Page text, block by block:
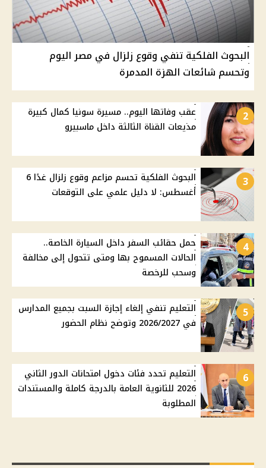
البحوث الفلكية تنفي وقوع زلزال في مصر اليوم
وتحسم شائعات الهزة المدمرة
2
عقب وفاتها اليوم.. مسيرة سونيا كمال كبيرة
مذيعات القناة الثالثة داخل ماسبيرو
3
البحوث الفلكية تحسم مزاعم وقوع زلزال غدًا 6
أغسطس: لا دليل علمي على التوقعات
4
حمل حقائب السفر داخل السيارة الخاصة..
الحالات المسموح بها ومتى تتحول إلى مخالفة
وسحب للرخصة
5
التعليم تنفي إلغاء إجازة السبت بجميع المدارس
في 2026/2027 وتوضح نظام الحضور
6
التعليم تحدد فئات دخول امتحانات الدور الثاني
2026 للثانوية العامة بالدرجة كاملة والمستندات
المطلوبة